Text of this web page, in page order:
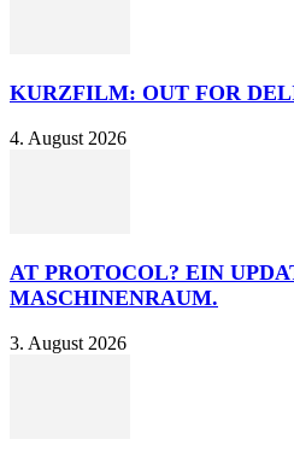
KURZFILM: OUT FOR
4. August 2026
AT PROTOCOL? EIN
MASCHINENRAUM.
3. August 2026